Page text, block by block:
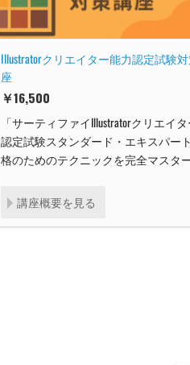
Illustratorクリエイター能力認定試験
座
￥16,500
「サーティファイIllustratorクリエイ
認定試験スタンダード・エキスパー
格のためのテクニックを完全マスタ
講座概要を見る